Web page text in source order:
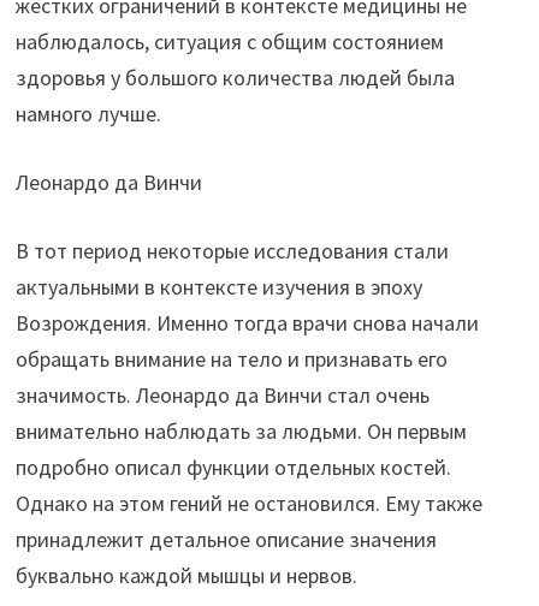
жёстких ограничений в контексте медицины не
наблюдалось, ситуация с общим состоянием
здоровья у большого количества людей была
намного лучше.
Леонардо да Винчи
В тот период некоторые исследования стали
актуальными в контексте изучения в эпоху
Возрождения. Именно тогда врачи снова начали
обращать внимание на тело и признавать его
значимость. Леонардо да Винчи стал очень
внимательно наблюдать за людьми. Он первым
подробно описал функции отдельных костей.
Однако на этом гений не остановился. Ему также
принадлежит детальное описание значения
буквально каждой мышцы и нервов.